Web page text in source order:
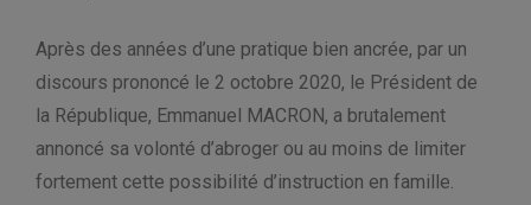
Après des années d’une pratique bien ancrée, par un
discours prononcé le 2 octobre 2020, le Président de
la République, Emmanuel MACRON, a brutalement
annoncé sa volonté d’abroger ou au moins de limiter
fortement cette possibilité d’instruction en famille.